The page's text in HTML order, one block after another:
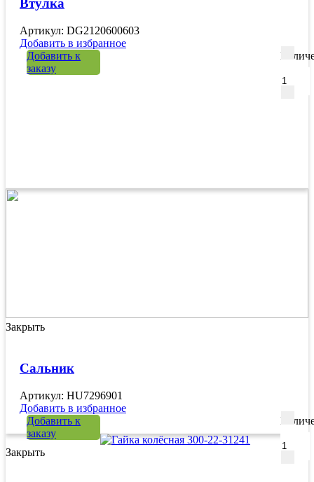
Втулка
Артикул: DG2120600603
Добавить в избранное
Добавить к
заказу
Закрыть
Сальник
Артикул: HU7296901
Добавить в избранное
Добавить к
заказу
Закрыть